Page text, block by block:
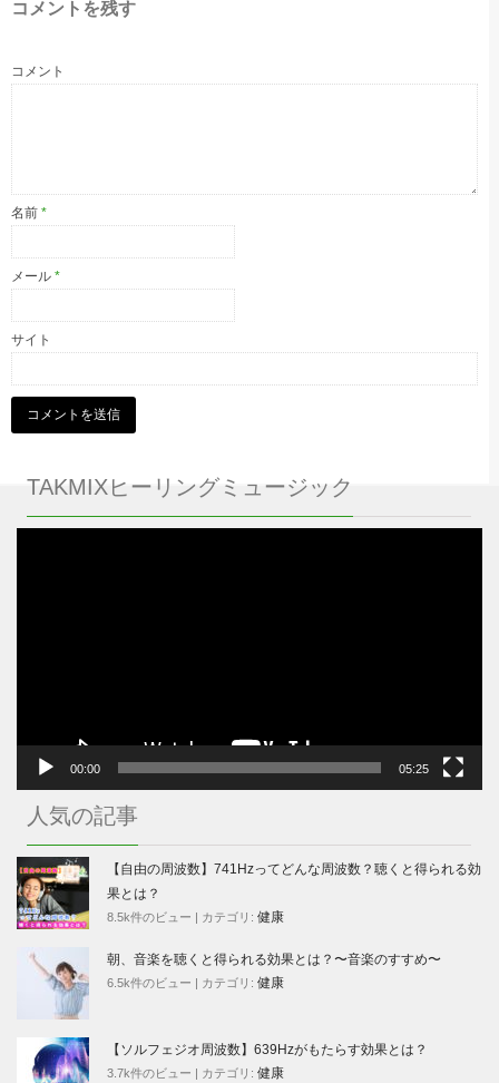
コメントを残す
コメント
名前 *
メール *
サイト
TAKMIXヒーリングミュージック
00:00 05:25
人気の記事
【自由の周波数】741Hzってどんな周波数？聴くと得られる効
果とは？
8.5k件のビュー | カテゴリ: 健康
朝、音楽を聴くと得られる効果とは？〜音楽のすすめ〜
6.5k件のビュー | カテゴリ: 健康
【ソルフェジオ周波数】639Hzがもたらす効果とは？
3.7k件のビュー | カテゴリ: 健康